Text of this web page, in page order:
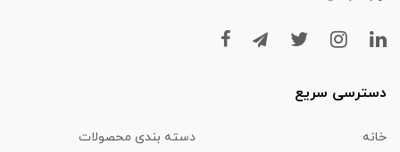
دسترسی سریع
خانه دسته بندی محصولات